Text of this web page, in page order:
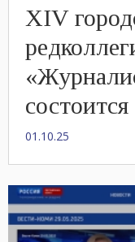
XIV
01.10.25